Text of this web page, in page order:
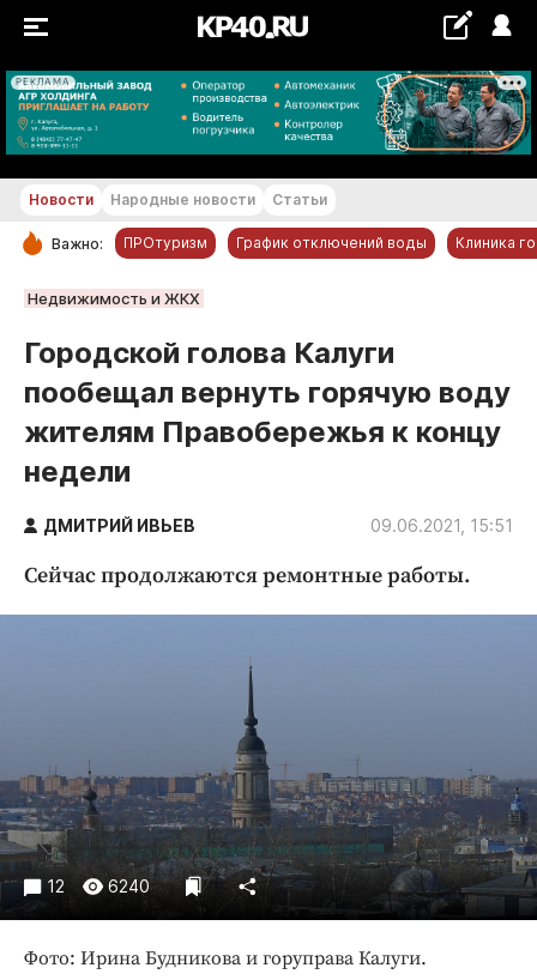
РЕКЛАМА
+19...+20 °С
РУБРИКИ
Новости компаний
Статьи
Народные новости
Авто и транспорт
Благоустройство
Культура
Праздники
Происшествия
Спорт
Экономика и бизнес
ПРОЕКТЫ
Блоги
Новости Народные новости Статьи
Важно: ПРОтуризм График отключений воды Клиника
Недвижимость и ЖКХ
Городской голова Калуги
пообещал вернуть горячую воду
жителям Правобережья к концу
недели
ДМИТРИЙ ИВЬЕВ 09.06.2021, 15:51
Сейчас продолжаются ремонтные работы.
12 6240
Фото: Ирина Будникова и горуправа Калуги.